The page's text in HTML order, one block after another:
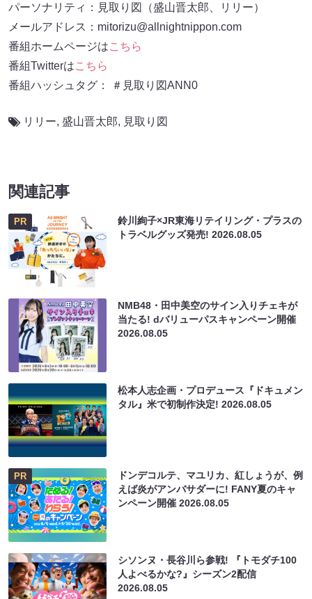
パーソナリティ：見取り図（盛山晋太郎、リリー）
メールアドレス：mitorizu@allnightnippon.com
番組ホームページはこちら
番組Twitterはこちら
番組ハッシュタグ： ＃見取り図ANN0
リリー, 盛山晋太郎, 見取り図
関連記事
PR
鈴川絢子×JR東海リテイリング・プラスの
トラベルグッズ発売!2026.08.05
NMB48・田中美空のサイン入りチェキが
当たる! dバリューパスキャンペーン開催
2026.08.05
松本人志企画・プロデュース『ドキュメン
タル』米で初制作決定!2026.08.05
PR
ドンデコルテ、マユリカ、紅しょうが、例
えば炎がアンバサダーに! FANY夏のキャ
ンペーン開催2026.08.05
シソンヌ・長谷川ら参戦! 『トモダチ100
人よべるかな?』シーズン2配信
2026.08.05